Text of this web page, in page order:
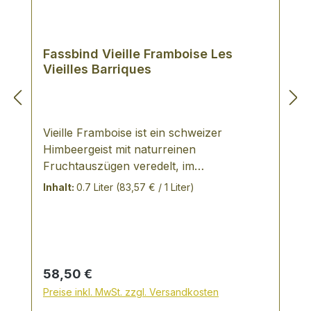
Fassbind Vieille Framboise Les
Vieilles Barriques
Vieille Framboise ist ein schweizer
Himbeergeist mit naturreinen
Fruchtauszügen veredelt, im
Eichenholzfass gelagert - Hersteller:
Platinum Medaille "Superlativ" Beverage
Tasting Institute of Chicago 2003 Seit 1846
steht Fassbind für Edelobstbrände der
Inhalt: 0.7 Liter (83,57 € / 1 Liter)
Regulärer Preis:
58,50 €
Preise inkl. MwSt. zzgl. Versandkosten